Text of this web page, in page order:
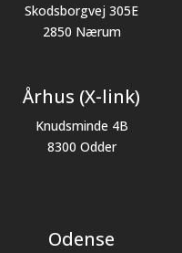
Skodsborgvej 305E
2850 Nærum
Århus (X-link)
Knudsminde 4B
8300 Odder
Odense